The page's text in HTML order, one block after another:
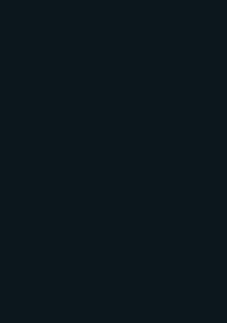
der Zeugen, bei der Insinuation der
folglich alle in den einzelnen
für diese Zustellungen
sich von selbst, dasz die letzteren
Landes gemäsz erfolgen ùüssen, in
Die im Art. 40. zu diesem Zweck
beseitigt zugleich die
durch den Mangel einer solchen
in der Praxis hervorgetreten sind.
eine derselben Erwähnung
vom 11. Mai 1855, die
über das gerichtliche
des Appelations-Gerichtshofes zu
Sammlung für 1855, S. 548. ff.), gelten
10. bis 12. dieses Gesetzes, nach
Sachen ein Beschuldigter,
oder nicht, durch Aushang der
des Sitzungssaales des
durch Insertion derselben in den
Amtblattes citirt werden kann, auch